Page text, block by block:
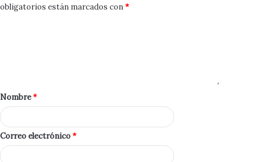
obligatorios están marcados con*
Nombre*
Correo electrónico*